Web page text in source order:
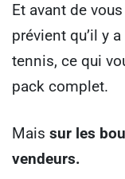
Et avant de
prévient qu’il y
tennis, ce qui
pack complet.
Mais sur les
vendeurs.